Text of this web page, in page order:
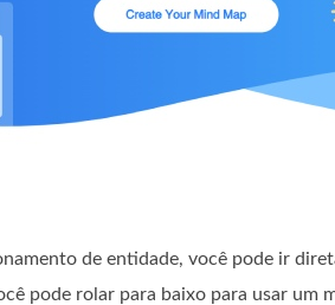
de entidade, você pode ir
pode rolar para baixo para usar um